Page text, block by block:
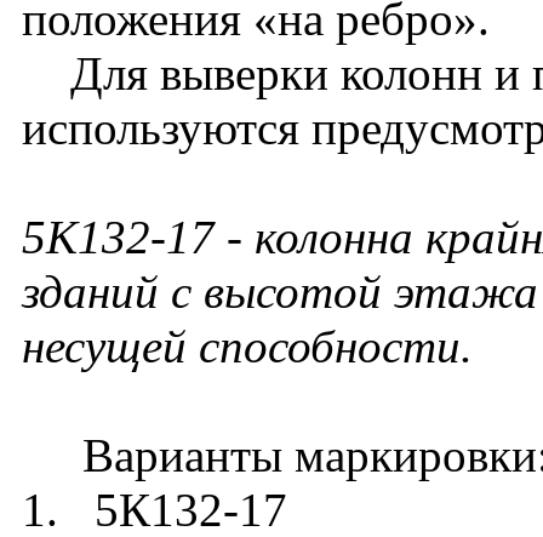
положения «на ребро».
Для выверки колонн и
используются
5К132-17 - колонна
зданий с высотой
несущей способности.
Варианты
1. 5К132-17